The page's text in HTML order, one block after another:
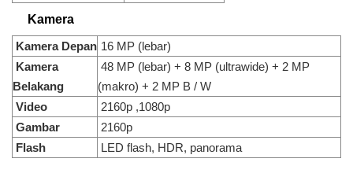
Kamera
Kamera Depan 16 MP (lebar)
Kamera
Belakang
48 MP (lebar) + 8 MP (ultrawide) + 2 MP
(makro) + 2 MP B / W
Video
2160p ,1080p
Gambar
2160p
Flash
LED flash, HDR, panorama